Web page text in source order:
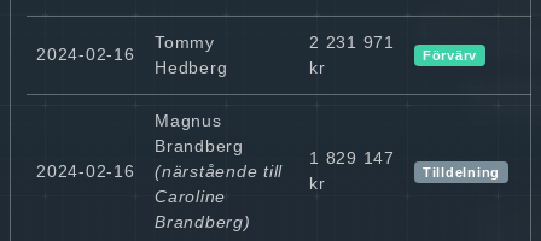
2024-02-16
Tommy
Hedberg
2 231 971
kr
Förvärv
2024-02-16
Magnus
Brandberg
(närstående till
Caroline
Brandberg)
1 829 147
kr
Tilldelning